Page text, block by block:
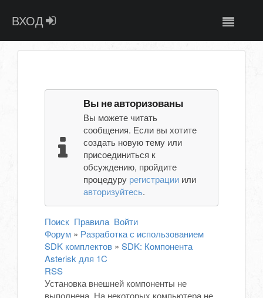
ВХОД
Вы не авторизованы
Вы можете читать
сообщения. Если вы хотите
создать новую тему или
присоединиться к
обсуждению, пройдите
процедуру регистрацииили
авторизуйтесь.
Поиск Правила Войти
Форум » Разработка с использованием
SDK комплектов » SDK: Компонента
Asterisk для 1C
RSS
Установка внешней компоненты не
выполнена, На некоторых компьютера не